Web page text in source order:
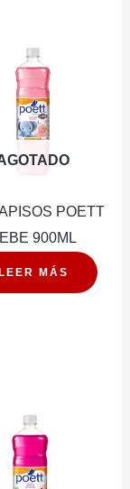
POETT
900ML
MÁS